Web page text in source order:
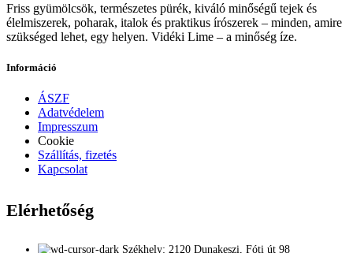
Friss gyümölcsök, természetes pürék, kiváló minőségű tejek és
élelmiszerek, poharak, italok és praktikus írószerek – minden, amire
szükséged lehet, egy helyen. Vidéki Lime – a minőség íze.
Információ
ÁSZF
Adatvédelem
Impresszum
Cookie
Szállítás, fizetés
Kapcsolat
Elérhetőség
Székhely: 2120 Dunakeszi, Fóti út 98